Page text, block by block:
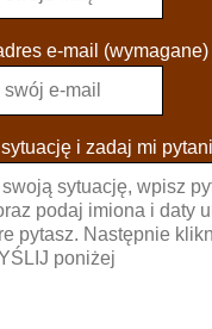
e-mail (wymagane)
i zadaj mi